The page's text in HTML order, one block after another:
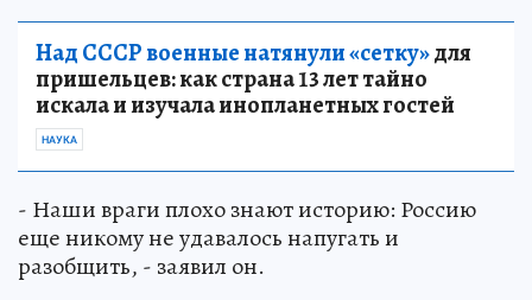
Над СССР военные натянули «сетку»для
пришельцев: как страна 13 лет тайно
искала и изучала инопланетных гостей
НАУКА
- Наши враги плохо знают историю: Россию
еще никому не удавалось напугать и
разобщить, - заявил он.